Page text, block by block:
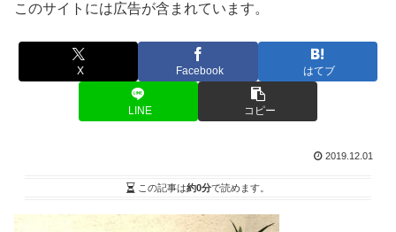
このサイトには広告が含まれています。
X Facebook はてブ
LINE コピー
2019.12.01
この記事は約0分で読めます。